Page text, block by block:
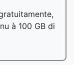
à 100 GB di